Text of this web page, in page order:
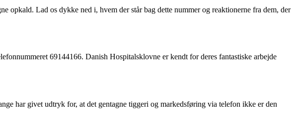
opkald. Lad os dykke ned i, hvem der står bag dette nummer og reaktionerne fra dem, der
69144166. Danish Hospitalsklovne er kendt for deres fantastiske arbejde
har givet udtryk for, at det gentagne tiggeri og markedsføring via telefon ikke er den